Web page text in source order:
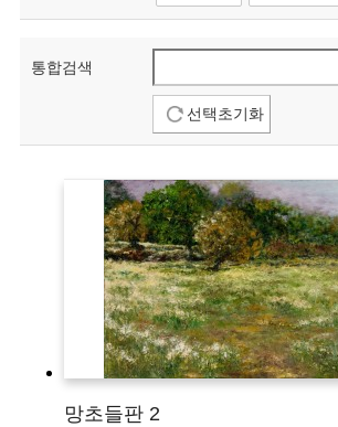
통합검색
선택초기화
망초들판 2